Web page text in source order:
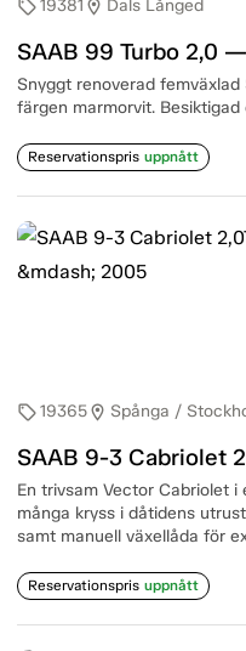
sell19381 location_on Dals Långed
SAAB 99 Turbo 2,0
Snyggt renoverad
färgen marmorvit. Besiktigad
Reservationspris uppnått
sell19365location_on Spånga /
SAAB 9-3 Cabriolet
En trivsam Vector Cabriolet
många kryss i dåtidens
samt manuell växellåda för
Reservationspris uppnått